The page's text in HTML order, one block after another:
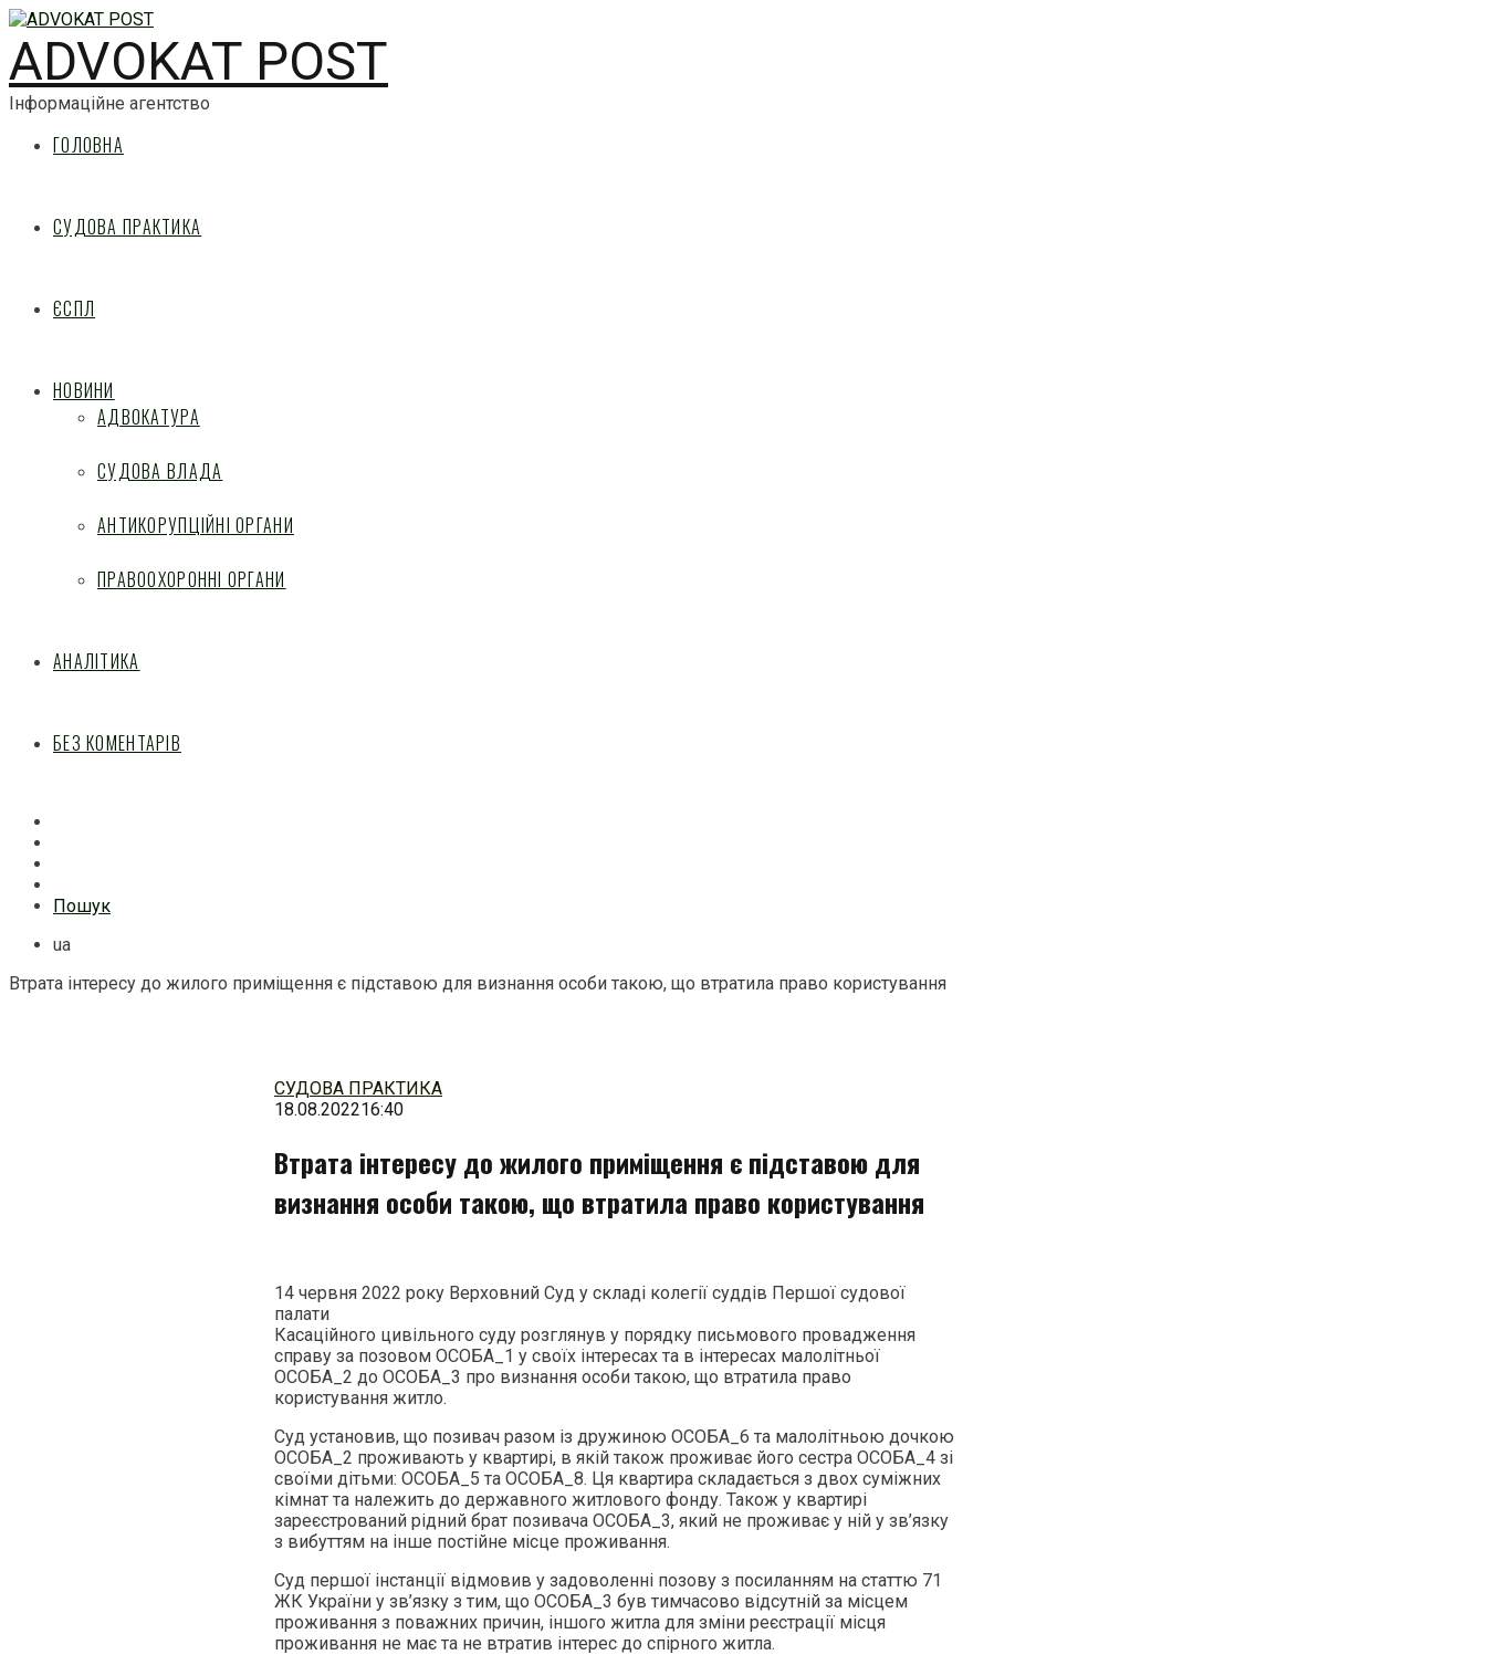
ADVOKAT POST
Інформаційне агентство
ГОЛОВНА
СУДОВА ПРАКТИКА
ЄСПЛ
НОВИНИ
АДВОКАТУРА
СУДОВА ВЛАДА
АНТИКОРУПЦІЙНІ ОРГАНИ
ПРАВООХОРОННІ ОРГАНИ
АНАЛІТИКА
БЕЗ КОМЕНТАРІВ
Пошук
ua
Втрата інтересу до жилого приміщення є підставою для визнання особи такою, що втратила право користування
СУДОВА ПРАКТИКА
18.08.202216:40
Втрата інтересу до жилого приміщення є підставою для
визнання особи такою, що втратила право користування
14 червня 2022 року Верховний Суд у складі колегії суддів Першої судової
палати
Касаційного цивільного суду розглянув у порядку письмового провадження
справу за позовом ОСОБА_1 у своїх інтересах та в інтересах малолітньої
ОСОБА_2 до ОСОБА_3 про визнання особи такою, що втратила право
користування житло.
Суд установив, що позивач разом із дружиною ОСОБА_6 та малолітньою дочкою
ОСОБА_2 проживають у квартирі, в якій також проживає його сестра ОСОБА_4 зі
своїми дітьми: ОСОБА_5 та ОСОБА_8. Ця квартира складається з двох суміжних
кімнат та належить до державного житлового фонду. Також у квартирі
зареєстрований рідний брат позивача ОСОБА_3, який не проживає у ній у зв’язку
з вибуттям на інше постійне місце проживання.
Суд першої інстанції відмовив у задоволенні позову з посиланням на статтю 71
ЖК України у зв’язку з тим, що ОСОБА_3 був тимчасово відсутній за місцем
проживання з поважних причин, іншого житла для зміни реєстрації місця
проживання не має та не втратив інтерес до спірного житла.